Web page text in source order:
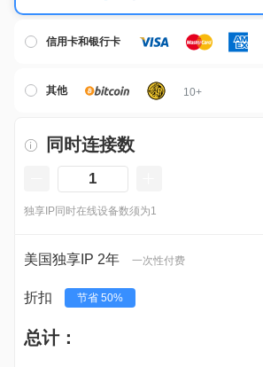
信用卡和银行卡
其他 10+
同时连接数
独享IP同时在线设备数须为1
美国独享IP 2年 一次性付费
折扣 节省 50%
总计：